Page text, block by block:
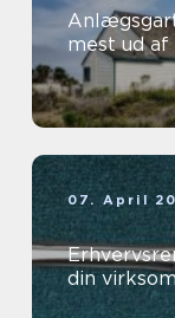
Anlægsgartner
mest ud af
07. April
din